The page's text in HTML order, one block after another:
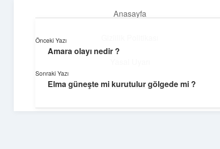
Anasayfa
Hakkımızda
Dijital Dünya Günlüğü
Önceki Yazı
Amara olayı nedir ?
Sonraki Yazı
Elma güneşte mi kurutulur gölgede mi ?